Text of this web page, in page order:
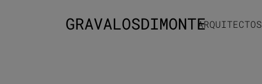
GRAVALOSDIMONTEARQUITECTOS